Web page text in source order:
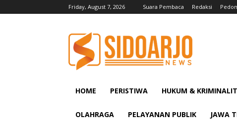
Friday, August 7, 2026 Suara Pembaca Redaksi
HOME PERISTIWA HUKUM &
OLAHRAGA PELAYANAN PUBLIK JAWA